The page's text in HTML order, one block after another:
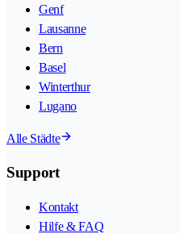
Genf
Lausanne
Bern
Basel
Winterthur
Lugano
Alle Städte
Support
Kontakt
Hilfe & FAQ